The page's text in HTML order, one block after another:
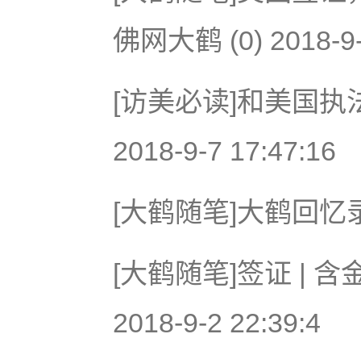
佛网大鹤 (0) 2018-
[访美必读]和美国执
2018-9-7 17:47:16
[大鹤随笔]大鹤回忆
[大鹤随笔]签证 | 含
2018-9-2 22:39:4